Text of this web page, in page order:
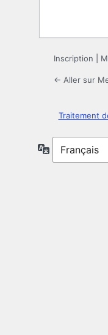
Inscription
← Aller sur
Traitement
Langue